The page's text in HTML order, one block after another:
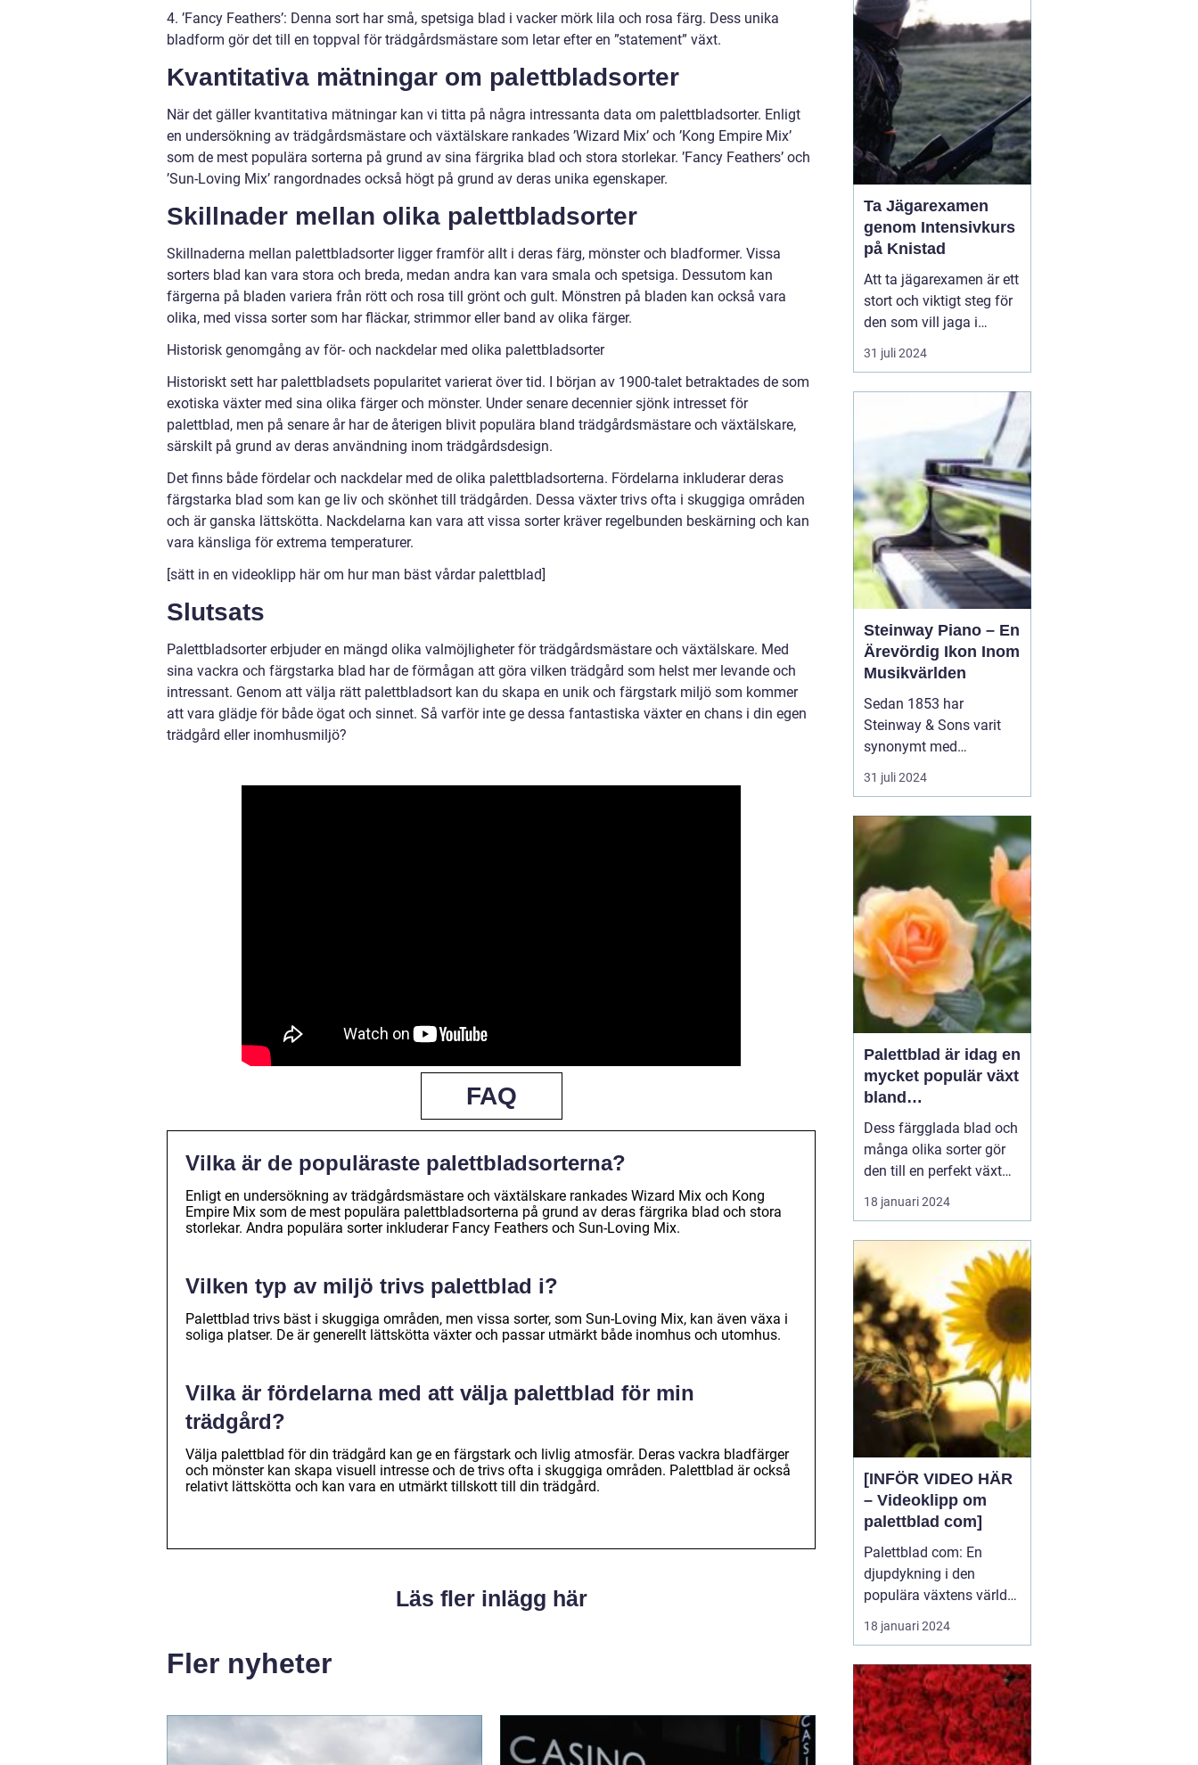
4. ’Fancy Feathers’: Denna sort har små, spetsiga blad i vacker mörk lila och rosa färg. Dess unika
bladform gör det till en toppval för trädgårdsmästare som letar efter en ”statement” växt.
Kvantitativa mätningar om palettbladsorter
När det gäller kvantitativa mätningar kan vi titta på några intressanta data om palettbladsorter. Enligt
en undersökning av trädgårdsmästare och växtälskare rankades ’Wizard Mix’ och ’Kong Empire Mix’
som de mest populära sorterna på grund av sina färgrika blad och stora storlekar. ’Fancy Feathers’ och
’Sun-Loving Mix’ rangordnades också högt på grund av deras unika egenskaper.
Skillnader mellan olika palettbladsorter
Skillnaderna mellan palettbladsorter ligger framför allt i deras färg, mönster och bladformer. Vissa
sorters blad kan vara stora och breda, medan andra kan vara smala och spetsiga. Dessutom kan
färgerna på bladen variera från rött och rosa till grönt och gult. Mönstren på bladen kan också vara
olika, med vissa sorter som har fläckar, strimmor eller band av olika färger.
Historisk genomgång av för- och nackdelar med olika palettbladsorter
Historiskt sett har palettbladsets popularitet varierat över tid. I början av 1900-talet betraktades de som
exotiska växter med sina olika färger och mönster. Under senare decennier sjönk intresset för
palettblad, men på senare år har de återigen blivit populära bland trädgårdsmästare och växtälskare,
särskilt på grund av deras användning inom trädgårdsdesign.
Det finns både fördelar och nackdelar med de olika palettbladsorterna. Fördelarna inkluderar deras
färgstarka blad som kan ge liv och skönhet till trädgården. Dessa växter trivs ofta i skuggiga områden
och är ganska lättskötta. Nackdelarna kan vara att vissa sorter kräver regelbunden beskärning och kan
vara känsliga för extrema temperaturer.
[sätt in en videoklipp här om hur man bäst vårdar palettblad]
Slutsats
Palettbladsorter erbjuder en mängd olika valmöjligheter för trädgårdsmästare och växtälskare. Med
sina vackra och färgstarka blad har de förmågan att göra vilken trädgård som helst mer levande och
intressant. Genom att välja rätt palettbladsort kan du skapa en unik och färgstark miljö som kommer
att vara glädje för både ögat och sinnet. Så varför inte ge dessa fantastiska växter en chans i din egen
trädgård eller inomhusmiljö?
FAQ
Vilka är de populäraste palettbladsorterna?
Enligt en undersökning av trädgårdsmästare och växtälskare rankades Wizard Mix och Kong
Empire Mix som de mest populära palettbladsorterna på grund av deras färgrika blad och stora
storlekar. Andra populära sorter inkluderar Fancy Feathers och Sun-Loving Mix.
Vilken typ av miljö trivs palettblad i?
Palettblad trivs bäst i skuggiga områden, men vissa sorter, som Sun-Loving Mix, kan även växa i
soliga platser. De är generellt lättskötta växter och passar utmärkt både inomhus och utomhus.
Vilka är fördelarna med att välja palettblad för min
trädgård?
Välja palettblad för din trädgård kan ge en färgstark och livlig atmosfär. Deras vackra bladfärger
och mönster kan skapa visuell intresse och de trivs ofta i skuggiga områden. Palettblad är också
relativt lättskötta och kan vara en utmärkt tillskott till din trädgård.
Läs fler inlägg här
Fler nyheter
casinovärlden en unik
mix av...
Ta Jägarexamen
genom Intensivkurs
på Knistad
Att ta jägarexamen är ett
stort och viktigt steg för
den som vill jaga i
Sverige. Inte nog med att
examen ger de
en trygg och ansvarsfull
jakt, den öppnar också
upp dörren till en ny v&...
31 juli 2024
Steinway Piano – En
Ärevördig Ikon Inom
Musikvärlden
Sedan 1853 har
Steinway & Sons varit
synonymt med
enastående hantverk
och oöverträffad
pianovärlden. Steinway-
pianon är inte bara
musikinstrument utan
även konstverk skapade
genom kombinationen
av tra...
31 juli 2024
Palettblad är idag en
mycket populär växt
bland
trädgårdsentusiaste
r och inom
inredning
Dess färgglada blad och
många olika sorter gör
den till en perfekt växt
att addera liv och färg till
både trädgårdar och
artikel kommer vi att
utforska de olika
palettblad sorterna som
finns tillgängliga på
marknaden och ge di...
18 januari 2024
[INFÖR VIDEO HÄR
– Videoklipp om
palettblad com]
Palettblad com: En
djupdykning i den
populära växtens värld
Översikt över palettblad
com Palettblad com är
riktar sig till
växtentusiaster och
trädgårdsälskare över
hela världen. Det
18 januari 2024